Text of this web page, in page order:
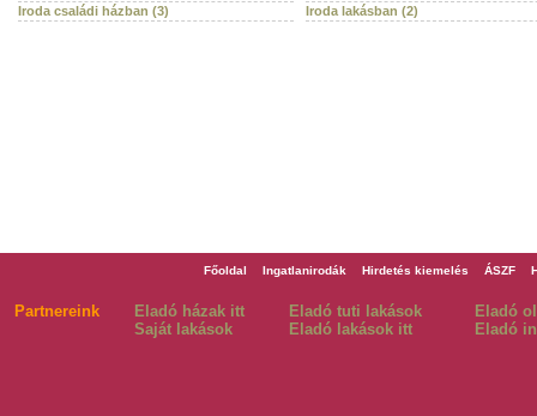
Iroda családi házban (3)
Iroda lakásban (2)
Főoldal Ingatlanirodák Hirdetés kiemelés ÁSZF
Partnereink Eladó házak itt Eladó tuti lakások
Eladó
Saját lakások
Eladó lakások itt Eladó